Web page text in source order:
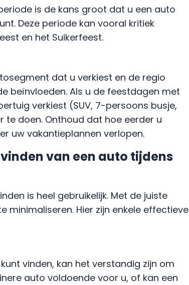
is de kans groot dat u een auto
Deze periode kan vooral kritiek
en het Suikerfeest.
dat u verkiest en de regio
beïnvloeden. Als u de feestdagen met
verkiest (SUV, 7-persoons busje,
te doen. Onthoud dat hoe eerder u
uw vakantieplannen verlopen.
van een auto tijdens
is heel gebruikelijk. Met de juiste
Hier zijn enkele effectieve
vinden, kan het verstandig zijn om
auto voldoende voor u, of kan een